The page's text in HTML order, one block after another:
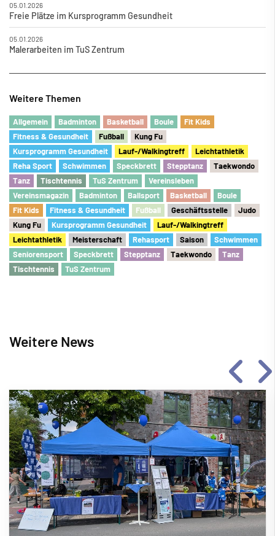
05.01.2026
Freie Plätze im Kursprogramm Gesundheit
05.01.2026
Malerarbeiten im TuS Zentrum
Weitere Themen
Allgemein Badminton Basketball Boule
Fit Kids
Fitness & Gesundheit
Fußball
Kung Fu
Kursprogramm Gesundheit
Lauf-/Walkingtreff
Leichtathletik
Reha Sport
Schwimmen Speckbrett Stepptanz
Taekwondo
Tanz
Tischtennis TuS Zentrum
Vereinsleben
Vereinsmagazin
Badminton Ballsport Basketball
Boule
Fit Kids
Fitness & Gesundheit Fußball Geschäftsstelle
Judo
Kung Fu
Kursprogramm Gesundheit
Lauf-/Walkingtreff
Leichtathletik
Meisterschaft Rehasport Saison
Schwimmen
Seniorensport
Speckbrett Stepptanz Taekwondo
Tanz
Tischtennis
TuS Zentrum
Weitere News